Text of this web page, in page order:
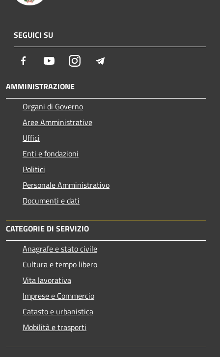
SEGUICI SU
Facebook YoutubeInstagram
AMMINISTRAZIONE
Organi di Governo
Aree Amministrative
Uffici
Enti e fondazioni
Politici
Personale Amministrativo
Documenti e dati
CATEGORIE DI SERVIZIO
Anagrafe e stato civile
Cultura e tempo libero
Vita lavorativa
Imprese e Commercio
Catasto e urbanistica
Mobilità e trasporti